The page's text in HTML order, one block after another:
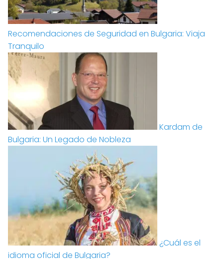
Recomendaciones de Seguridad en Bulgaria: Viaja
Tranquilo
Kardam de
Bulgaria: Un Legado de Nobleza
¿Cuál es el
idioma oficial de Bulgaria?